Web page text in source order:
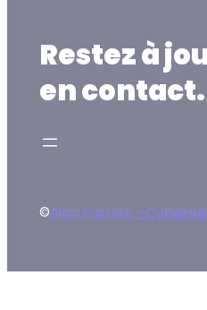
Restez à
en contact.
©Algo Factory –